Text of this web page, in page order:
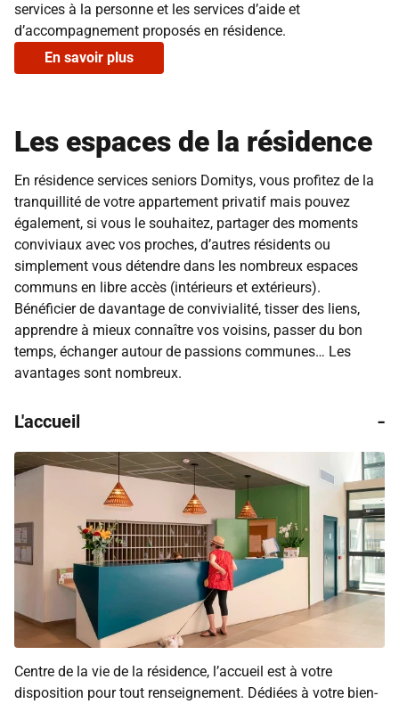
services à la personne et les services d’aide et
d’accompagnement proposés en résidence.
En savoir plus
Les espaces de la résidence
En résidence services seniors Domitys, vous profitez de la
tranquillité de votre appartement privatif mais pouvez
également, si vous le souhaitez, partager des moments
conviviaux avec vos proches, d’autres résidents ou
simplement vous détendre dans les nombreux espaces
communs en libre accès (intérieurs et extérieurs).
Bénéficier de davantage de convivialité, tisser des liens,
apprendre à mieux connaître vos voisins, passer du bon
temps, échanger autour de passions communes… Les
avantages sont nombreux.
L'accueil -
Centre de la vie de la résidence, l’accueil est à votre
disposition pour tout renseignement. Dédiées à votre bien-